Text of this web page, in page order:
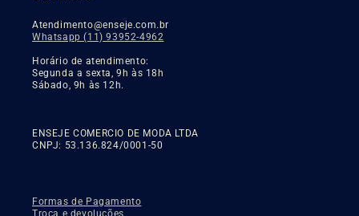
Atendimento@enseje.com.br
Whatsapp (11) 93952-4962
Horário de atendimento:
Segunda a sexta, 9h às 18h
Sábado, 9h às 12h.
ENSEJE COMERCIO DE MODA LTDA
CNPJ: 53.136.824/0001-50
Formas de Pagamento
Troca e devoluções